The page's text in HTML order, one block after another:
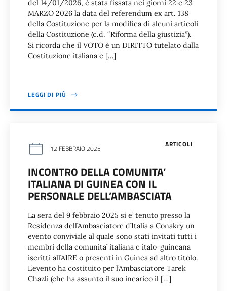
del 14/01/2026, è stata fissata nei giorni 22 e 23
MARZO 2026 la data del referendum ex art. 138
della Costituzione per la modifica di alcuni articoli
della Costituzione (c.d. “Riforma della giustizia”).
Si ricorda che il VOTO è un DIRITTO tutelato dalla
Costituzione italiana e […]
LEGGI DI PIÙ
ARTICOLI
12 FEBBRAIO 2025
INCONTRO DELLA COMUNITA’
ITALIANA DI GUINEA CON IL
PERSONALE DELL’AMBASCIATA
La sera del 9 febbraio 2025 si e’ tenuto presso la
Residenza dell’Ambasciatore d’Italia a Conakry un
evento conviviale al quale sono stati invitati tutti i
membri della comunita’ italiana e italo-guineana
iscritti all’AIRE o presenti in Guinea ad altro titolo.
L’evento ha costituito per l’Ambasciatore Tarek
Chazli (che ha assunto il suo incarico il […]